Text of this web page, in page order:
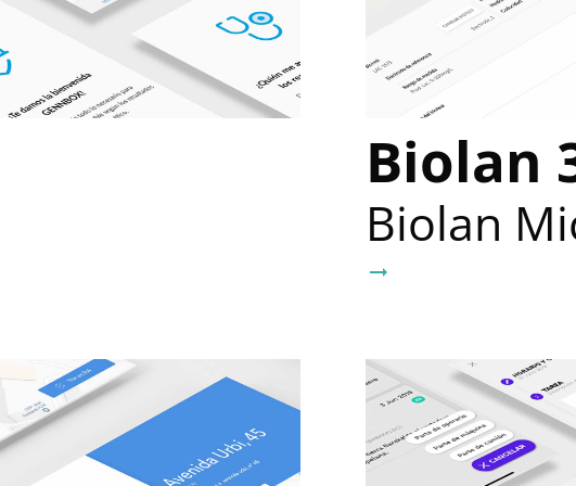
Biolan
Biolan
arrow_right_alt